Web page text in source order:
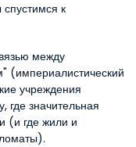
к
между
(империалистический
учреждения
значительная
(и где жили и